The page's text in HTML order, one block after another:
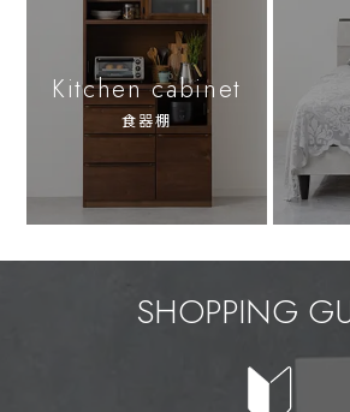
Kitchen cabinet
食器棚
SHOPPING